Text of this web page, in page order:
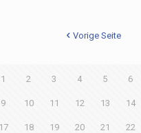
Vorige Seite
1 2 3 4 5 6
9 10 11 12 13 14
17 18 19 20 21 22